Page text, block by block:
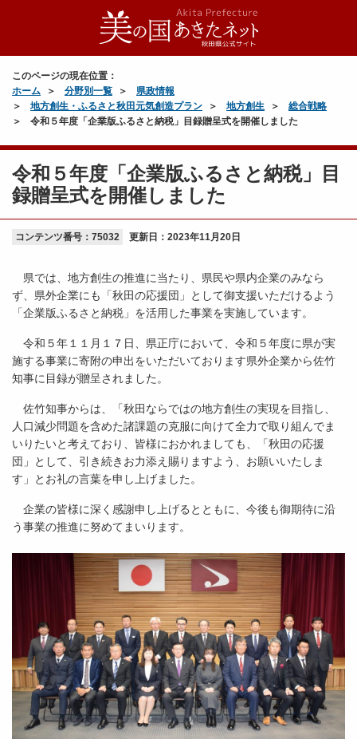
このページの現在位置：
ホーム
分野別一覧
県政情報
地方創生・ふるさと秋田元気創造プラン
地方創生
総合戦略
令和５年度「企業版ふるさと納税」目録贈呈式を開催しました
令和５年度「企業版ふるさと納税」目
録贈呈式を開催しました
コンテンツ番号：75032 更新日： 2023年11月20日
県では、地方創生の推進に当たり、県民や県内企業のみなら
ず、県外企業にも「秋田の応援団」として御支援いただけるよう
「企業版ふるさと納税」を活用した事業を実施しています。
令和５年１１月１７日、県正庁において、令和５年度に県が実
施する事業に寄附の申出をいただいております県外企業から佐竹
知事に目録が贈呈されました。
佐竹知事からは、「秋田ならではの地方創生の実現を目指し、
人口減少問題を含めた諸課題の克服に向けて全力で取り組んでま
いりたいと考えており、皆様におかれましても、「秋田の応援
団」として、引き続きお力添え賜りますよう、お願いいたしま
す」とお礼の言葉を申し上げました。
企業の皆様に深く感謝申し上げるとともに、今後も御期待に沿
う事業の推進に努めてまいります。